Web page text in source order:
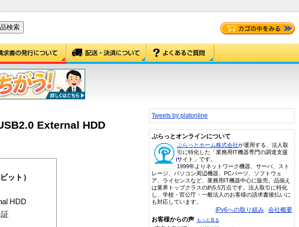
External HDD
ット）
HDD
Tweets by platonline
ぷらっとオンラインについて
ぷらっとホーム株式会社が運用する、法人取
引に特化した「業務用IT機器専門の調達支援
サイト」です。
1999年よりネットワーク機器、サーバ、スト
レージ、パソコン周辺機器、PCパーツ、ソフトウェ
ア、ライセンスなど、業務用IT機器中心に販売。品揃え
は業界トップクラスの約5.5万点です。法人取引に特化
し、学校・官公庁・一般法人のお客様の請求書後払いに
も対応しています。
IPv6への取り組み 会社概要
お客様からの声 もっと見る